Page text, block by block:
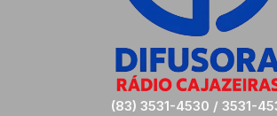
(83) 3531-4530 / 3531-